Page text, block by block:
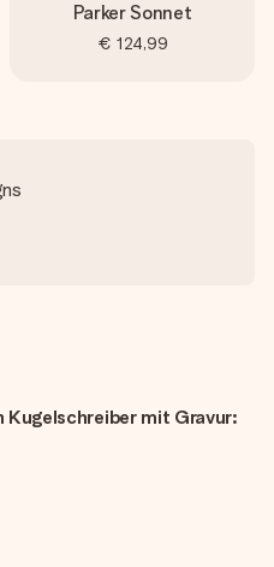
Parker Sonnet
€ 124,99
mit Gravur: